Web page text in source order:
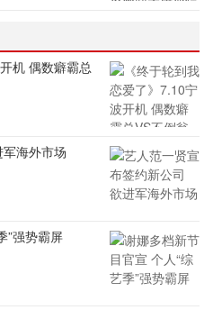
机 偶数癖霸总
海外市场
”强势霸屏